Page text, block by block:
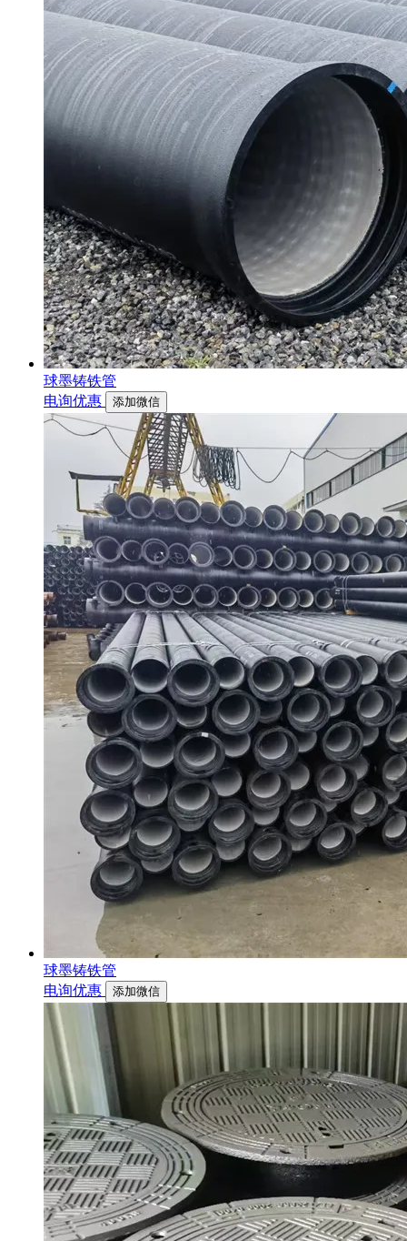
球墨铸铁管
电询优惠
添加微信
球墨铸铁管
电询优惠
添加微信